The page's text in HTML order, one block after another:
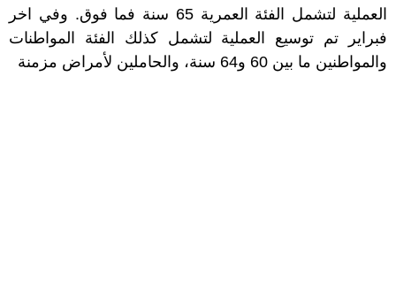
العملية لتشمل الفئة العمرية 65 سنة فما فوق. وفي اخر
فبراير تم توسيع العملية لتشمل كذلك الفئة المواطنات
والمواطنين ما بين 60 و64 سنة، والحاملين لأمراض مزمنة